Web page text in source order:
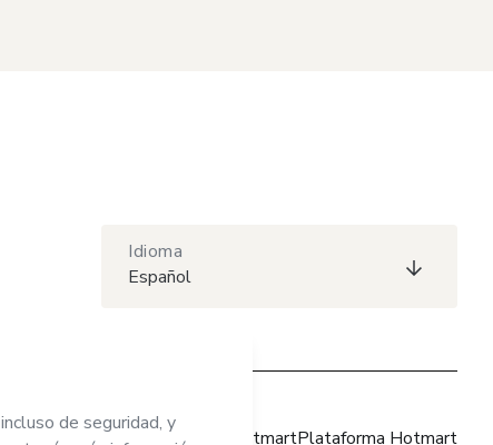
Idioma
Español
Sitio web HotmartPlataforma Hotmart